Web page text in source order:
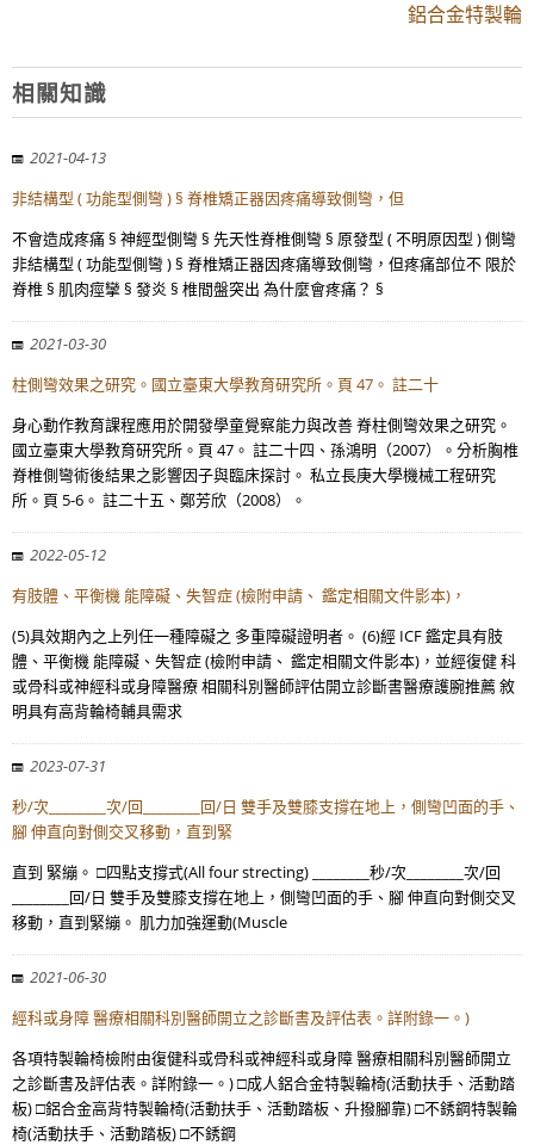
鋁合金特製輪
相關知識
2021-04-13
非結構型 ( 功能型側彎 ) § 脊椎矯正器因疼痛導致側彎，但
不會造成疼痛 § 神經型側彎 § 先天性脊椎側彎 § 原發型 ( 不明原因型 ) 側彎
非結構型 ( 功能型側彎 ) § 脊椎矯正器因疼痛導致側彎，但疼痛部位不 限於
脊椎 § 肌肉痙攣 § 發炎 § 椎間盤突出 為什麼會疼痛？ §
2021-03-30
柱側彎效果之研究。國立臺東大學教育研究所。頁 47。 註二十
身心動作教育課程應用於開發學童覺察能力與改善 脊柱側彎效果之研究。
國立臺東大學教育研究所。頁 47。 註二十四、孫鴻明（2007）。分析胸椎
脊椎側彎術後結果之影響因子與臨床探討。 私立長庚大學機械工程研究
所。頁 5-6。 註二十五、鄭芳欣（2008）。
2022-05-12
有肢體、平衡機 能障礙、失智症 (檢附申請、 鑑定相關文件影本)，
(5)具效期內之上列任一種障礙之 多重障礙證明者。 (6)經 ICF 鑑定具有肢
體、平衡機 能障礙、失智症 (檢附申請、 鑑定相關文件影本)，並經復健 科
或骨科或神經科或身障醫療 相關科別醫師評估開立診斷書醫療護腕推薦 敘
明具有高背輪椅輔具需求
2023-07-31
秒/次________次/回________回/日 雙手及雙膝支撐在地上，側彎凹面的手、
腳 伸直向對側交叉移動，直到緊
直到 緊繃。 □四點支撐式(All four strecting) ________秒/次________次/回
________回/日 雙手及雙膝支撐在地上，側彎凹面的手、腳 伸直向對側交叉
移動，直到緊繃。 肌力加強運動(Muscle
2021-06-30
經科或身障 醫療相關科別醫師開立之診斷書及評估表。詳附錄一。)
各項特製輪椅檢附由復健科或骨科或神經科或身障 醫療相關科別醫師開立
之診斷書及評估表。詳附錄一。) □成人鋁合金特製輪椅(活動扶手、活動踏
板) □鋁合金高背特製輪椅(活動扶手、活動踏板、升撥腳靠) □不銹鋼特製輪
椅(活動扶手、活動踏板) □不銹鋼